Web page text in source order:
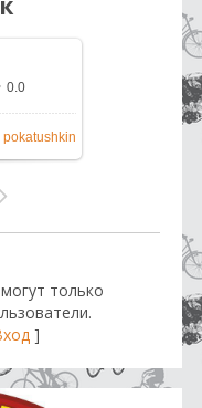
0.0
pokatushkin
только
]